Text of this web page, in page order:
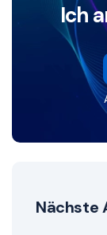
Ich
Nächste